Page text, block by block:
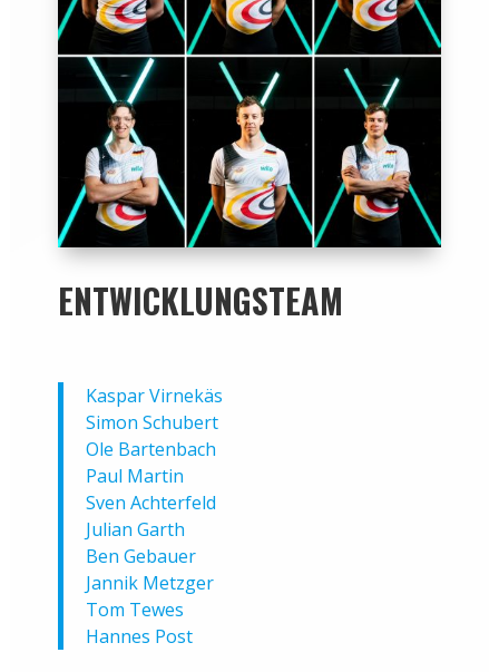
ENTWICKLUNGSTEAM
Kaspar Virnekäs
Simon Schubert
Ole Bartenbach
Paul Martin
Sven Achterfeld
Julian Garth
Ben Gebauer
Jannik Metzger
Tom Tewes
Hannes Post